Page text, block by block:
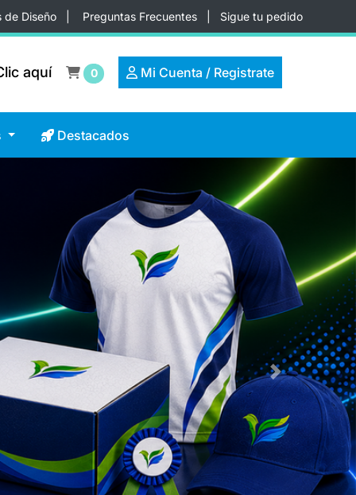
de Diseño Preguntas Frecuentes Sigue tu pedido
aquí
aquí 0 Mi Cuenta / Registrate
Mi Cuenta / Registrate
Destacados
Destacados